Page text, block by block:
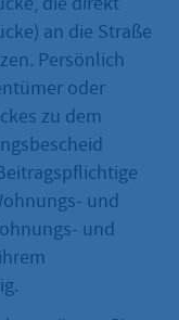
an die Straße
Persönlich
oder
zu dem
und
und